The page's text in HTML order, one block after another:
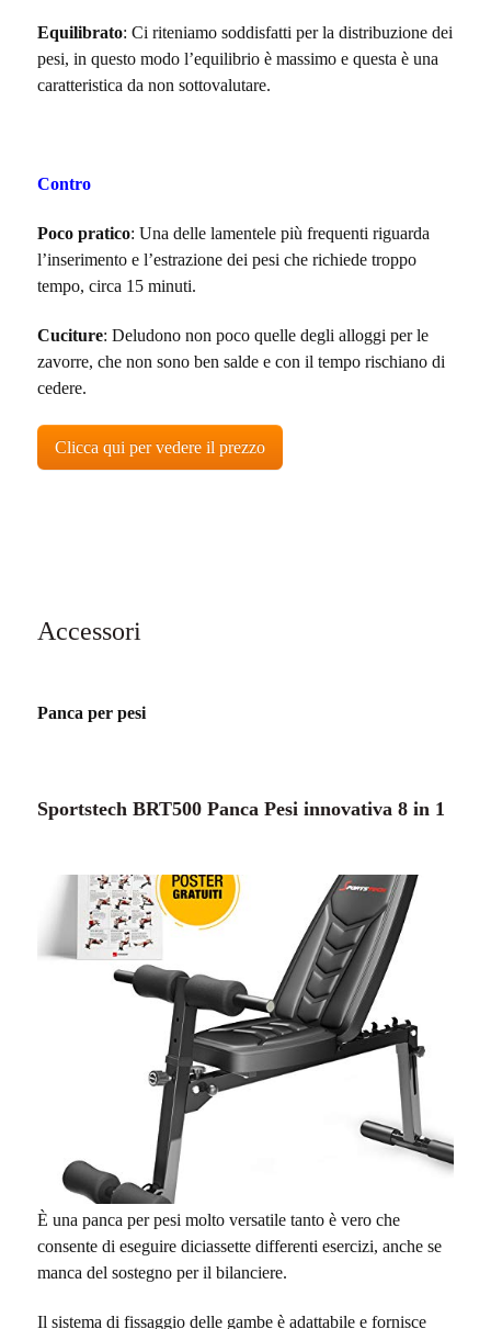
Equilibrato: Ci riteniamo soddisfatti per la distribuzione dei
pesi, in questo modo l’equilibrio è massimo e questa è una
caratteristica da non sottovalutare.
Contro
Poco pratico: Una delle lamentele più frequenti riguarda
l’inserimento e l’estrazione dei pesi che richiede troppo
tempo, circa 15 minuti.
Cuciture: Deludono non poco quelle degli alloggi per le
zavorre, che non sono ben salde e con il tempo rischiano di
cedere.
Clicca qui per vedere il prezzo
Accessori
Panca per pesi
Sportstech BRT500 Panca Pesi innovativa 8 in 1
È una panca per pesi molto versatile tanto è vero che
consente di eseguire diciassette differenti esercizi, anche se
manca del sostegno per il bilanciere.
Il sistema di fissaggio delle gambe è adattabile e fornisce